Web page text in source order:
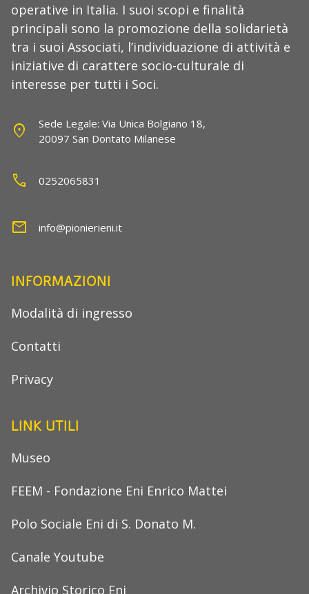
operative in Italia. I suoi scopi e finalità
principali sono la promozione della solidarietà
tra i suoi Associati, l’individuazione di attività e
iniziative di carattere socio-culturale di
interesse per tutti i Soci.
location_on
Sede Legale: Via Unica Bolgiano 18,
20097 San Dontato Milanese
call 0252065831
mail info@pionierieni.it
INFORMAZIONI
Modalità di ingresso
Contatti
Privacy
LINK UTILI
Museo
FEEM - Fondazione Eni Enrico Mattei
Polo Sociale Eni di S. Donato M.
Canale Youtube
Archivio Storico Eni